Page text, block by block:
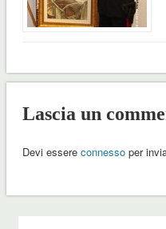
Lascia un
Devi essere connessoper